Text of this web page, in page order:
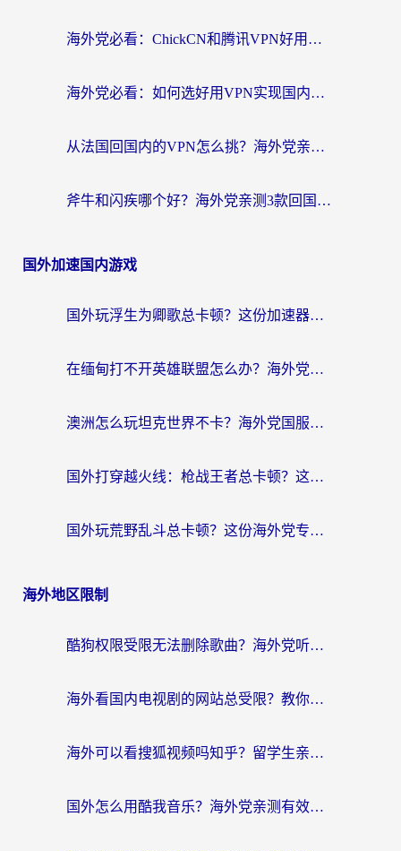
海外党必看：ChickCN和腾讯VPN好用吗？3招选对回国加速器，告别地区限制
海外党必看：如何选好用VPN实现国内资源无缝访问？从越南到全球都适用
从法国回国内的VPN怎么挑？海外党亲测：稳定、多端、安全才是关键
斧牛和闪疾哪个好？海外党亲测3款回国加速器，教你选到不踩坑的那一款
国外加速国内游戏
国外玩浮生为卿歌总卡顿？这份加速器选择指南帮你找回丝滑体验
在缅甸打不开英雄联盟怎么办？海外党亲测有效的国服游戏加速指南
澳洲怎么玩坦克世界不卡？海外党国服游戏加速终极指南（附逆战奇妙碰碰车解决方案）
国外打穿越火线：枪战王者总卡顿？这篇加速器推荐下载指南帮你解决延迟难题
国外玩荒野乱斗总卡顿？这份海外党专属的国服游戏加速攻略请收好
海外地区限制
酷狗权限受限无法删除歌曲？海外党听国内音乐的终极解决方案来了
海外看国内电视剧的网站总受限？教你选对回国加速器，轻松追热剧
海外可以看搜狐视频吗知乎？留学生亲测有效的回国加速器选择指南
国外怎么用酷我音乐？海外党亲测有效的回国加速方案，附千千音乐中文歌收听指南